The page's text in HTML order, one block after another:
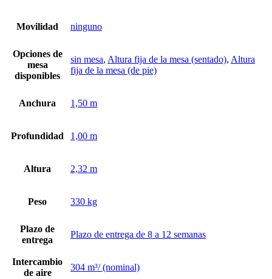
Movilidad ninguno
Opciones de
mesa
disponibles
sin mesa, Altura fija de la mesa (sentado), Altura
fija de la mesa (de pie)
Anchura 1,50 m
Profundidad 1,00 m
Altura 2,32 m
Peso 330 kg
Plazo de
entrega
Plazo de entrega de 8 a 12 semanas
Intercambio
de aire
304 m³/ (nominal)